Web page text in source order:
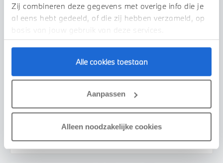
Zij combineren deze gegevens met overige info die je
al eens hebt gedeeld, of die zij hebben verzameld, op
basis van jouw gebruik van deze services.
Alle cookies toestaan
Aanpassen
Alleen noodzakelijke cookies
BMW3 Serie
€ 633p/m
Bekijk details